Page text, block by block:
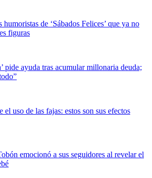
de ‘Sábados Felices’ que ya no
figuras
pide ayuda tras acumular millonaria deuda;
el uso de las fajas: estos son sus efectos
emocionó a sus seguidores al revelar el